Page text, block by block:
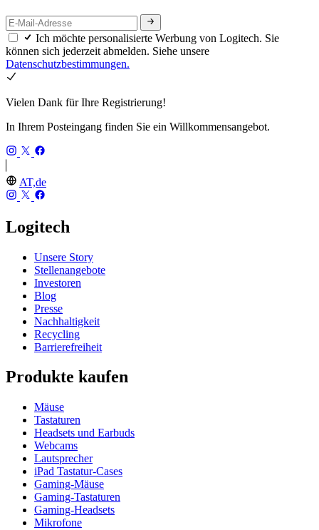
Ich möchte personalisierte Werbung von Logitech. Sie
können sich jederzeit abmelden. Siehe unsere
Datenschutzbestimmungen.
Vielen Dank für Ihre Registrierung!
In Ihrem Posteingang finden Sie ein Willkommensangebot.
AT,de
Logitech
Unsere Story
Stellenangebote
Investoren
Blog
Presse
Nachhaltigkeit
Recycling
Barrierefreiheit
Produkte kaufen
Mäuse
Tastaturen
Headsets und Earbuds
Webcams
Lautsprecher
iPad Tastatur-Cases
Gaming-Mäuse
Gaming-Tastaturen
Gaming-Headsets
Mikrofone